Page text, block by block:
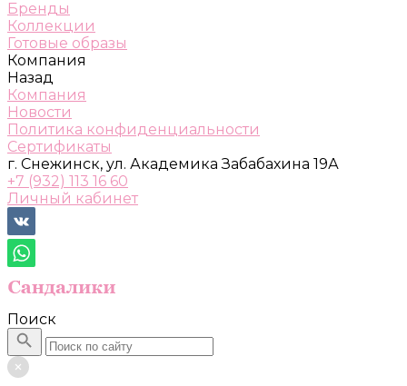
Бренды
Коллекции
Готовые образы
Компания
Назад
Компания
Новости
Политика конфиденциальности
Сертификаты
г. Снежинск, ул. Академика Забабахина 19А
+7 (932) 113 16 60
Личный кабинет
Поиск